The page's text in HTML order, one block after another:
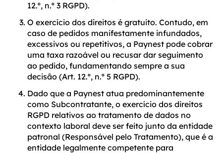
12.º, n.º 3 RGPD).
O exercício dos direitos é gratuito. Contudo, em
caso de pedidos manifestamente infundados,
excessivos ou repetitivos, a Paynest pode cobrar
uma taxa razoável ou recusar dar seguimento
ao pedido, fundamentando sempre a sua
decisão (Art. 12.º, n.º 5 RGPD).
Dado que a Paynest atua predominantemente
como Subcontratante, o exercício dos direitos
RGPD relativos ao tratamento de dados no
contexto laboral deve ser feito junto da entidade
patronal (Responsável pelo Tratamento), que é a
entidade legalmente competente para